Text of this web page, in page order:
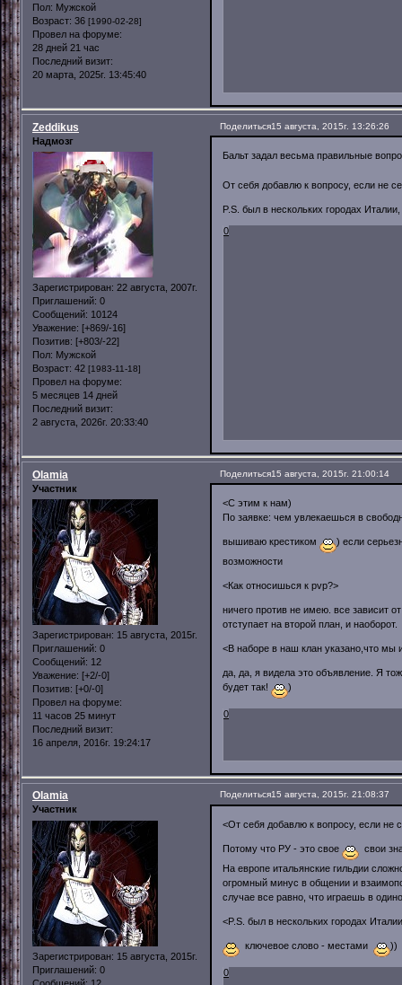
Пол: Мужской
Возраст: 36 [1990-02-28]
Провел на форуме:
28 дней 21 час
Последний визит:
20 марта, 2025г. 13:45:40
Поделиться15 августа, 2015г. 13:26:26
Zeddikus
Надмозг
Зарегистрирован: 22 августа, 2007г.
Приглашений: 0
Сообщений: 10124
Уважение: [+869/-16]
Позитив: [+803/-22]
Пол: Мужской
Возраст: 42 [1983-11-18]
Провел на форуме:
5 месяцев 14 дней
Последний визит:
2 августа, 2026г. 20:33:40
Бальт задал весьма правильные
От себя добавлю к вопросу, если не
P.S. был в нескольких городах
0
Поделиться15 августа, 2015г. 21:00:14
Olamia
Участник
Зарегистрирован: 15 августа, 2015г.
Приглашений: 0
Сообщений: 12
Уважение: [+2/-0]
Позитив: [+0/-0]
Провел на форуме:
11 часов 25 минут
Последний визит:
16 апреля, 2016г. 19:24:17
<С этим к нам)
По заявке: чем увлекаешься в
вышиваю крестиком
) если
возможности
<Как относишься к pvp?>
ничего против не имею. все зависит
отступает на второй план, и
<В наборе в наш клан указано,что мы
да, да, я видела это объявление. Я
будет так!
)
0
Поделиться15 августа, 2015г. 21:08:37
Olamia
Участник
Зарегистрирован: 15 августа, 2015г.
Приглашений: 0
Сообщений: 12
<От себя добавлю к вопросу, если не
Потому что РУ - это свое
свои
На европе итальянские гильдии
огромный минус в общении и
случае все равно, что играешь в
<P.S. был в нескольких городах
ключевое слово - местами ))
0